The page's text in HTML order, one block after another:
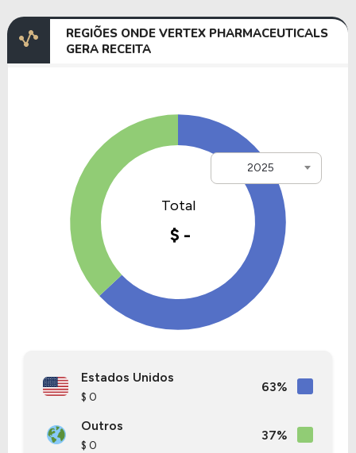
REGIÕES ONDE VERTEX PHARMACEUTICALS
GERA RECEITA
2025
Estados Unidos
$ 0
63%
Outros
$ 0
37%